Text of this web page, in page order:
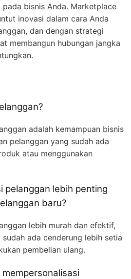
bisnis Anda. Marketplace
inovasi dalam cara Anda
dan dengan strategi
membangun hubungan jangka
adalah kemampuan bisnis
pelanggan yang sudah ada
atau menggunakan
pelanggan lebih penting
baru?
lebih murah dan efektif,
ada cenderung lebih setia
pembelian ulang.